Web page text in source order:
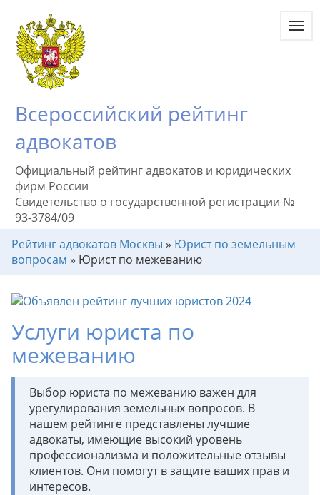
Всероссийский рейтинг
адвокатов
Официальный рейтинг адвокатов и юридических
фирм России
Свидетельство о государственной регистрации №
93-3784/09
Рейтинг адвокатов Москвы » Юрист по земельным
вопросам » Юрист по межеванию
Услуги юриста по
межеванию
Выбор юриста по межеванию важен для
урегулирования земельных вопросов. В
нашем рейтинге представлены лучшие
адвокаты, имеющие высокий уровень
профессионализма и положительные отзывы
клиентов. Они помогут в защите ваших прав и
интересов.